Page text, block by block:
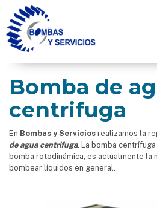
Bomba de
centrifuga
En Bombas y Servicios realizamos la
de agua centrifuga. La bomba
bomba rotodinámica, es actualmente la
bombear líquidos en general.